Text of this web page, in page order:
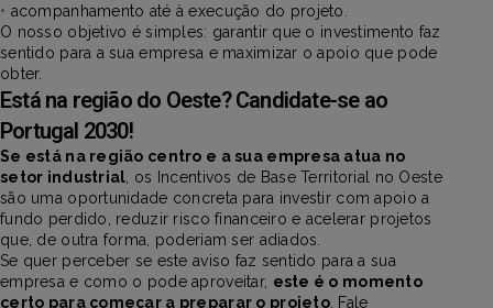
• acompanhamento até à execução do projeto.
O nosso objetivo é simples: garantir que o investimento faz
sentido para a sua empresa e maximizar o apoio que pode
obter.
Está na região do Oeste? Candidate-se ao
Portugal 2030!
Se está na região centro e a sua empresa atua no
setor industrial , os Incentivos de Base Territorial no Oeste
são uma oportunidade concreta para investir com apoio a
fundo perdido, reduzir risco financeiro e acelerar projetos
que, de outra forma, poderiam ser adiados.
Se quer perceber se este aviso faz sentido para a sua
empresa e como o pode aproveitar, este é o momento
certo para começar a preparar o projeto. Fale